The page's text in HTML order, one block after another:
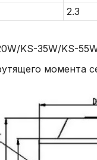
2.3
KS-35W/KS-
момента